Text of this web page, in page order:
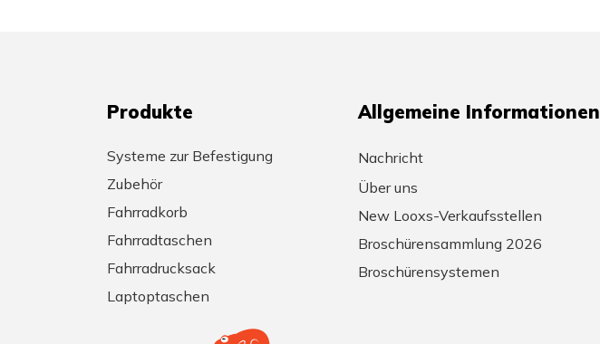
Produkte
Systeme zur Befestigung
Zubehör
Fahrradkorb
Fahrradtaschen
Fahrradrucksack
Laptoptaschen
Allgemeine Informationen
Nachricht
Über uns
New Looxs-Verkaufsstellen
Broschürensammlung 2026
Broschürensystemen